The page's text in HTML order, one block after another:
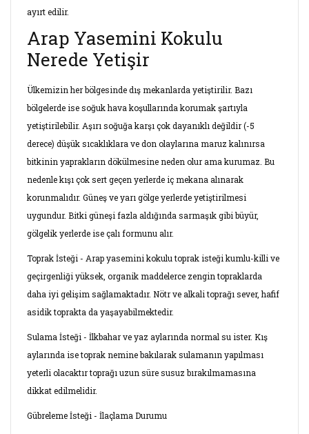
ayırt edilir.
Arap Yasemini Kokulu
Nerede Yetişir
Ülkemizin her bölgesinde dış mekanlarda yetiştirilir. Bazı
bölgelerde ise soğuk hava koşullarında korumak şartıyla
yetiştirilebilir. Aşırı soğuğa karşı çok dayanıklı değildir (-5
derece) düşük sıcaklıklara ve don olaylarına maruz kalınırsa
bitkinin yaprakların dökülmesine neden olur ama kurumaz. Bu
nedenle kışı çok sert geçen yerlerde iç mekana alınarak
korunmalıdır. Güneş ve yarı gölge yerlerde yetiştirilmesi
uygundur. Bitki güneşi fazla aldığında sarmaşık gibi büyür,
gölgelik yerlerde ise çalı formunu alır.
Toprak İsteği - Arap yasemini kokulu toprak isteği kumlu-killi ve
geçirgenliği yüksek, organik maddelerce zengin topraklarda
daha iyi gelişim sağlamaktadır. Nötr ve alkali toprağı sever, hafif
asidik toprakta da yaşayabilmektedir.
Sulama İsteği - İlkbahar ve yaz aylarında normal su ister. Kış
aylarında ise toprak nemine bakılarak sulamanın yapılması
yeterli olacaktır toprağı uzun süre susuz bırakılmamasına
dikkat edilmelidir.
Gübreleme İsteği - İlaçlama Durumu